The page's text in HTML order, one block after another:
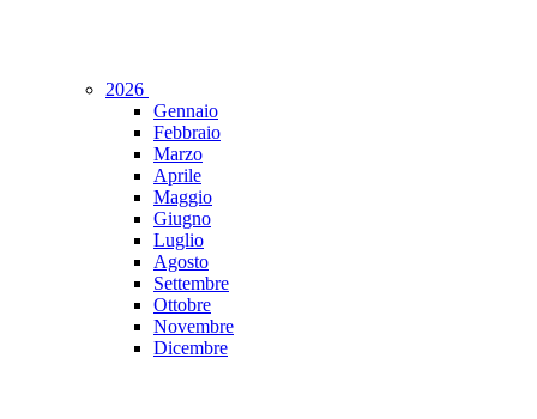
2026
Gennaio
Febbraio
Marzo
Aprile
Maggio
Giugno
Luglio
Agosto
Settembre
Ottobre
Novembre
Dicembre